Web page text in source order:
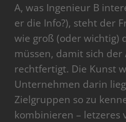
A, was Ingenieur B
er die Info?), steht der
wie groß (oder wichtig)
müssen, damit sich der
rechtfertigt. Die Kunst
Unternehmen darin
Zielgruppen so zu
kombinieren – letzeres